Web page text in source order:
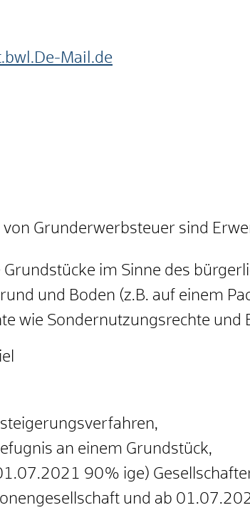
Mail.de
Grunderwerbsteuer sind
im Sinne des
und Boden (z.B. auf einem
wie Sondernutzungsrechte und
an einem Grundstück,
90% ige)
und ab